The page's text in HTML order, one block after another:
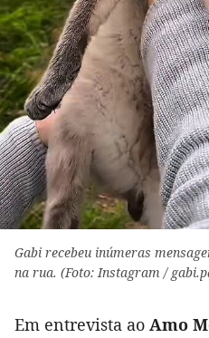
Gabi recebeu inúmeras
na rua. (Foto: Instagram /
Em entrevista ao Amo